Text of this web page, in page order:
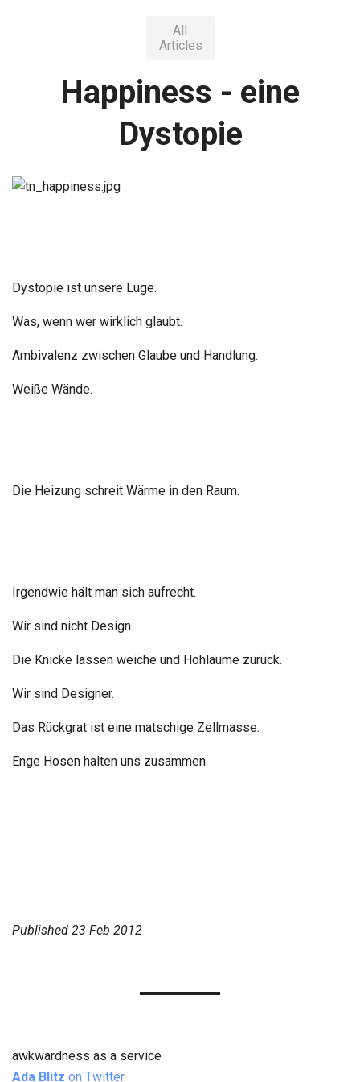
All
Articles
Happiness - eine
Dystopie
Dystopie ist unsere Lüge.
Was, wenn wer wirklich glaubt.
Ambivalenz zwischen Glaube und Handlung.
Weiße Wände.
Die Heizung schreit Wärme in den Raum.
Irgendwie hält man sich aufrecht.
Wir sind nicht Design.
Die Knicke lassen weiche und Hohläume zurück.
Wir sind Designer.
Das Rückgrat ist eine matschige Zellmasse.
Enge Hosen halten uns zusammen.
Published 23 Feb 2012
awkwardness as a service
Ada Blitz on Twitter